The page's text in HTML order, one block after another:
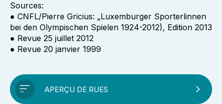
Sources:
● CNFL/Pierre Gricius: „Luxemburger Sporterlinnen
bei den Olympischen Spielen 1924-2012), Edition 2013
● Revue 25 juillet 2012
● Revue 20 janvier 1999
APERÇU DE RUES